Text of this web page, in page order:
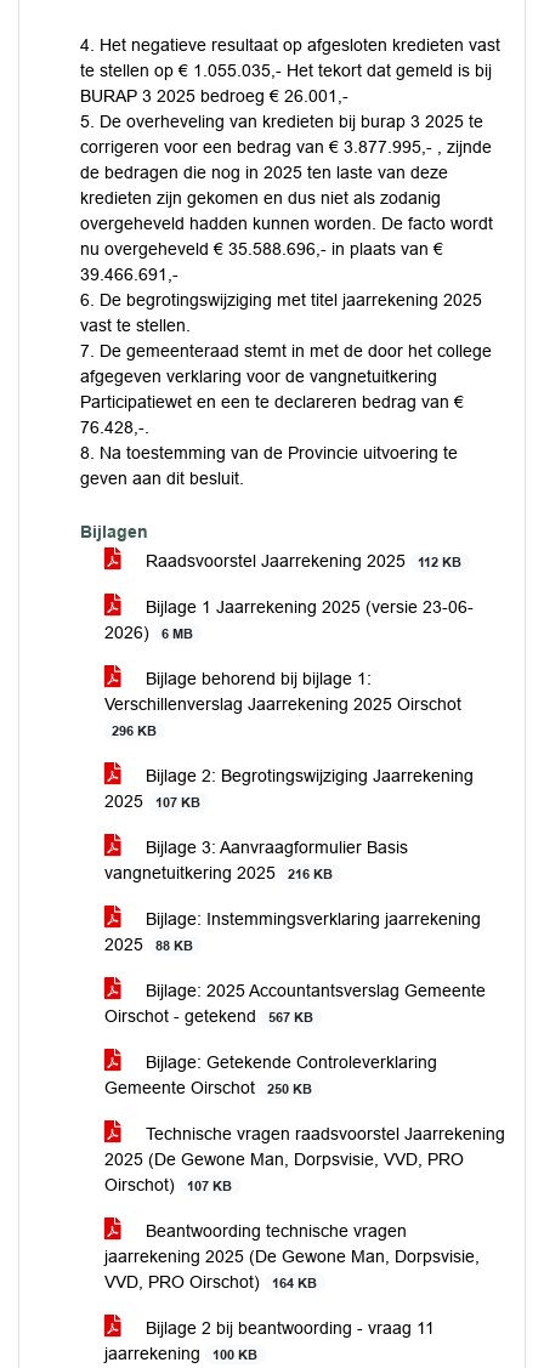
4. Het negatieve resultaat op afgesloten kredieten vast
te stellen op € 1.055.035,- Het tekort dat gemeld is bij
BURAP 3 2025 bedroeg € 26.001,-
5. De overheveling van kredieten bij burap 3 2025 te
corrigeren voor een bedrag van € 3.877.995,- , zijnde
de bedragen die nog in 2025 ten laste van deze
kredieten zijn gekomen en dus niet als zodanig
overgeheveld hadden kunnen worden. De facto wordt
nu overgeheveld € 35.588.696,- in plaats van €
39.466.691,-
6. De begrotingswijziging met titel jaarrekening 2025
vast te stellen.
7. De gemeenteraad stemt in met de door het college
afgegeven verklaring voor de vangnetuitkering
Participatiewet en een te declareren bedrag van €
76.428,-.
8. Na toestemming van de Provincie uitvoering te
geven aan dit besluit.
Bijlagen
Raadsvoorstel Jaarrekening 2025
112 KB
Bijlage 1 Jaarrekening 2025 (versie 23-06-
2026)
6 MB
Bijlage behorend bij bijlage 1:
Verschillenverslag Jaarrekening 2025 Oirschot
296 KB
Bijlage 2: Begrotingswijziging Jaarrekening
2025
107 KB
Bijlage 3: Aanvraagformulier Basis
vangnetuitkering 2025
216 KB
Bijlage: Instemmingsverklaring jaarrekening
2025
88 KB
Bijlage: 2025 Accountantsverslag Gemeente
Oirschot - getekend
567 KB
Bijlage: Getekende Controleverklaring
Gemeente Oirschot
250 KB
Technische vragen raadsvoorstel Jaarrekening
2025 (De Gewone Man, Dorpsvisie, VVD, PRO
Oirschot)
107 KB
Beantwoording technische vragen
jaarrekening 2025 (De Gewone Man, Dorpsvisie,
VVD, PRO Oirschot)
164 KB
Bijlage 2 bij beantwoording - vraag 11
jaarrekening
100 KB